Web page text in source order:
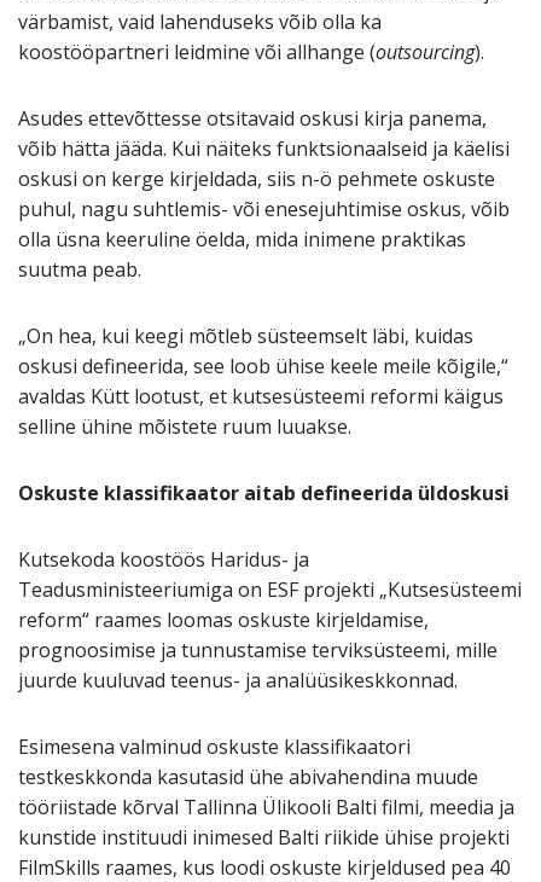
värbamist, vaid lahenduseks võib olla ka
koostööpartneri leidmine või allhange (outsourcing).
Asudes ettevõttesse otsitavaid oskusi kirja panema,
võib hätta jääda. Kui näiteks funktsionaalseid ja käelisi
oskusi on kerge kirjeldada, siis n-ö pehmete oskuste
puhul, nagu suhtlemis- või enesejuhtimise oskus, võib
olla üsna keeruline öelda, mida inimene praktikas
suutma peab.
„On hea, kui keegi mõtleb süsteemselt läbi, kuidas
oskusi defineerida, see loob ühise keele meile kõigile,“
avaldas Kütt lootust, et kutsesüsteemi reformi käigus
selline ühine mõistete ruum luuakse.
Oskuste klassifikaator aitab defineerida üldoskusi
Kutsekoda koostöös Haridus- ja
Teadusministeeriumiga on ESF projekti „Kutsesüsteemi
reform“ raames loomas oskuste kirjeldamise,
prognoosimise ja tunnustamise terviksüsteemi, mille
juurde kuuluvad teenus- ja analüüsikeskkonnad.
Esimesena valminud oskuste klassifikaatori
testkeskkonda kasutasid ühe abivahendina muude
tööriistade kõrval Tallinna Ülikooli Balti filmi, meedia ja
kunstide instituudi inimesed Balti riikide ühise projekti
FilmSkills raames, kus loodi oskuste kirjeldused pea 40